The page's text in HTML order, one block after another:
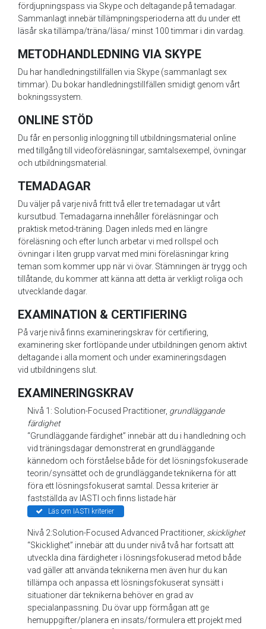
fördjupningspass via Skype och deltagande på temadagar.
Sammanlagt innebär tillämpningsperioderna att du under ett
läsår ska tillämpa/träna/läsa/ minst 100 timmar i din vardag.
METODHANDLEDNING VIA SKYPE
Du har handledningstillfällen via Skype (sammanlagt sex
timmar). Du bokar handledningstillfällen smidigt genom vårt
bokningssystem.
ONLINE STÖD
Du får en personlig inloggning till utbildningsmaterial online
med tillgång till videoföreläsningar, samtalsexempel, övningar
och utbildningsmaterial.
TEMADAGAR
Du väljer på varje nivå fritt två eller tre temadagar ut vårt
kursutbud. Temadagarna innehåller föreläsningar och
praktisk metod-träning. Dagen inleds med en längre
föreläsning och efter lunch arbetar vi med rollspel och
övningar i liten grupp varvat med mini föreläsningar kring
teman som kommer upp när vi övar. Stämningen är trygg och
tillåtande, du kommer att känna att detta är verkligt roliga och
utvecklande dagar.
EXAMINATION & CERTIFIERING
På varje nivå finns examineringskrav för certifiering,
examinering sker fortlöpande under utbildningen genom aktivt
deltagande i alla moment och under examineringsdagen
vid utbildningens slut.
EXAMINERINGSKRAV
Nivå 1: Solution-Focused Practitioner, grundläggande
färdighet
“Grundläggande färdighet” innebär att du i handledning och
vid träningsdagar demonstrerat en grundläggande
kännedom och förståelse både för det lösningsfokuserade
teorin/synsättet och de grundläggande teknikerna för att
föra ett lösningsfokuserat samtal. Dessa kriterier är
fastställda av IASTI och finns listade här
Läs om IASTI kriterier
Nivå 2:Solution-Focused Advanced Practitioner, skicklighet
“Skicklighet” innebär att du under nivå två har fortsatt att
utveckla dina färdigheter i lösningsfokuserad metod både
vad gäller att använda teknikerna men även hur du kan
tillämpa och anpassa ett lösningsfokuserat synsätt i
situationer där teknikerna behöver en grad av
specialanpassning. Du övar upp förmågan att ge
hemuppgifter/planera en insats/formulera ett projekt med